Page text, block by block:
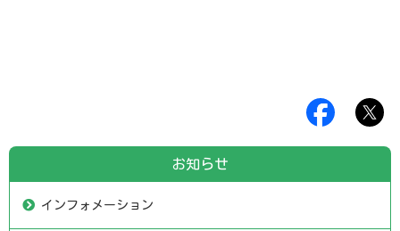
お知らせ
インフォメーション